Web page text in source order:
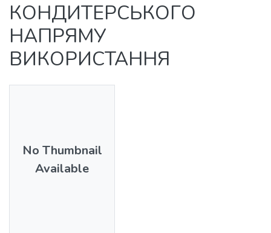
КОНДИТЕРСЬКОГО
НАПРЯМУ
ВИКОРИСТАННЯ
No Thumbnail
Available